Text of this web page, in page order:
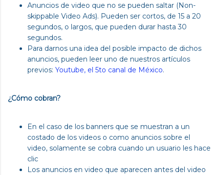
Anuncios de video que no se pueden saltar (Non-
skippable Video Ads). Pueden ser cortos, de 15 a 20
segundos, o largos, que pueden durar hasta 30
segundos.
Para darnos una idea del posible impacto de dichos
anuncios, pueden leer uno de nuestros artículos
previos: Youtube, el 5to canal de México.
¿Cómo cobran?
En el caso de los banners que se muestran a un
costado de los videos o como anuncios sobre el
video, solamente se cobra cuando un usuario les hace
clic
Los anuncios en video que aparecen antes del video